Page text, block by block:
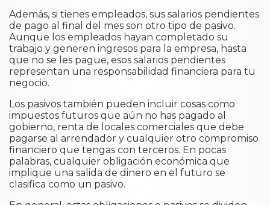
Además, si tienes empleados, sus salarios pendientes
de pago al final del mes son otro tipo de pasivo.
Aunque los empleados hayan completado su
trabajo y generen ingresos para la empresa, hasta
que no se les pague, esos salarios pendientes
representan una responsabilidad financiera para tu
negocio.
Los pasivos también pueden incluir cosas como
impuestos futuros que aún no has pagado al
gobierno, renta de locales comerciales que debe
pagarse al arrendador y cualquier otro compromiso
financiero que tengas con terceros. En pocas
palabras, cualquier obligación económica que
implique una salida de dinero en el futuro se
clasifica como un pasivo.